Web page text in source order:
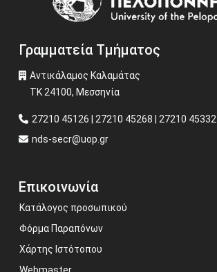
Γραμματεία Τμήματος
Αντικάλαμος Καλαμάτας
ΤΚ 24100, Μεσσηνία
27210 45126 | 27210 45268 | 27210 45332
nds-secr@uop.gr
Επικοινωνία
Κατάλογος προσωπικού
Φόρμα Παραπόνων
Χάρτης Ιστότοπου